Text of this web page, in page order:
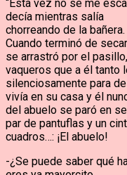
“Esta vez no se me
decía mientras salía
chorreando de la bañera.
Cuando terminó de
se arrastró por el
vaqueros que a él tanto
silenciosamente para
vivía en su casa y él
del abuelo se paró en
par de pantuflas y un
cuadros…: ¡El abuelo!
-¿Se puede saber qué